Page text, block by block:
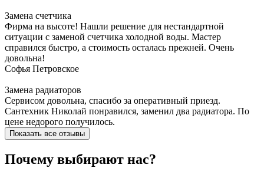
Замена счетчика
Фирма на высоте! Нашли решение для нестандартной
ситуации с заменой счетчика холодной воды. Мастер
справился быстро, а стоимость осталась прежней. Очень
довольна!
Софья Петровское
Замена радиаторов
Сервисом довольна, спасибо за оперативный приезд.
Сантехник Николай понравился, заменил два радиатора. По
цене недорого получилось.
Показать все отзывы
Почему выбирают нас?